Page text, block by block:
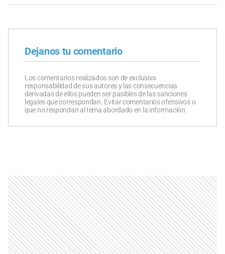
Dejanos tu comentario
Los comentarios realizados son de exclusiva
responsabilidad de sus autores y las consecuencias
derivadas de ellos pueden ser pasibles de las sanciones
legales que correspondan. Evitar comentarios ofensivos o
que no respondan al tema abordado en la información.